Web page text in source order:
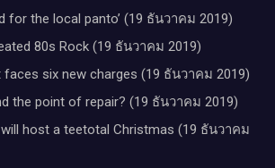
for the local panto’ (19 ธันวาคม 2019)
80s Rock (19 ธันวาคม 2019)
six new charges (19 ธันวาคม 2019)
the point of repair? (19 ธันวาคม 2019)
host a teetotal Christmas (19 ธันวาคม